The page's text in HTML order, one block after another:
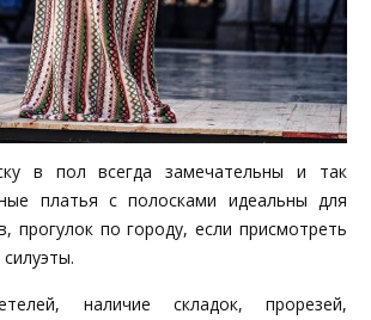
в пол всегда замечательны и так
платья с полосками идеальны для
прогулок по городу, если присмотреть
наличие складок, прорезей,